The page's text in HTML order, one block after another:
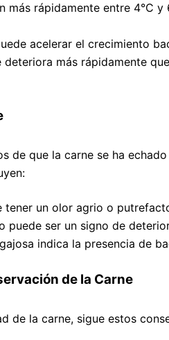
más rápidamente entre 4°C
acelerar el crecimiento
deteriora más rápidamente
de que la carne se ha
tener un olor agrio o
puede ser un signo de
indica la presencia de
de la Carne
de la carne, sigue estos